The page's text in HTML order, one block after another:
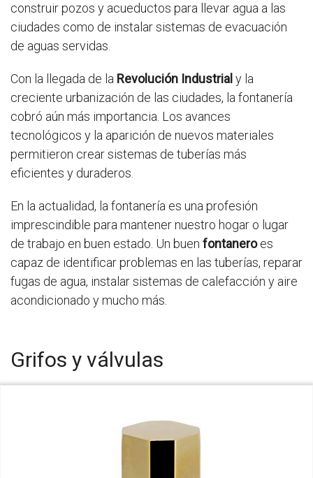
construir pozos y acueductos para llevar agua a las
ciudades como de instalar sistemas de evacuación
de aguas servidas.
Con la llegada de la Revolución Industrial y la
creciente urbanización de las ciudades, la fontanería
cobró aún más importancia. Los avances
tecnológicos y la aparición de nuevos materiales
permitieron crear sistemas de tuberías más
eficientes y duraderos.
En la actualidad, la fontanería es una profesión
imprescindible para mantener nuestro hogar o lugar
de trabajo en buen estado. Un buen fontaneroes
capaz de identificar problemas en las tuberías, reparar
fugas de agua, instalar sistemas de calefacción y aire
acondicionado y mucho más.
Grifos y válvulas